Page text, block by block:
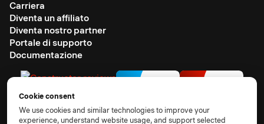
Carriera
Diventa un affiliato
Diventa nostro partner
Portale di supporto
Documentazione
Cookie consent
We use cookies and similar technologies to improve your
experience, understand website usage, and support selected